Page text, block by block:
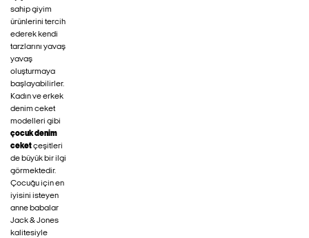
sahip giyim
ürünlerini tercih
ederek kendi
tarzlarını yavaş
yavaş
oluşturmaya
başlayabilirler.
Kadın ve erkek
denim ceket
modelleri gibi
çocuk denim
ceketçeşitleri
de büyük bir ilgi
görmektedir.
Çocuğu için en
iyisini isteyen
anne babalar
Jack & Jones
kalitesiyle